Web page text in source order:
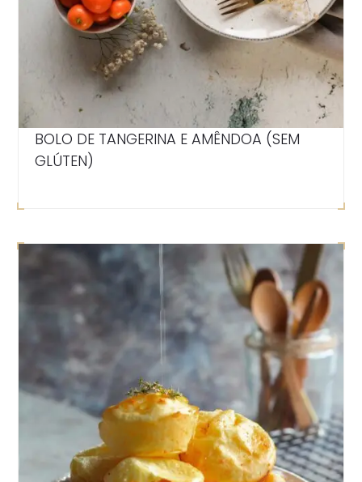
BOLO DE TANGERINA E AMÊNDOA (SEM
GLÚTEN)